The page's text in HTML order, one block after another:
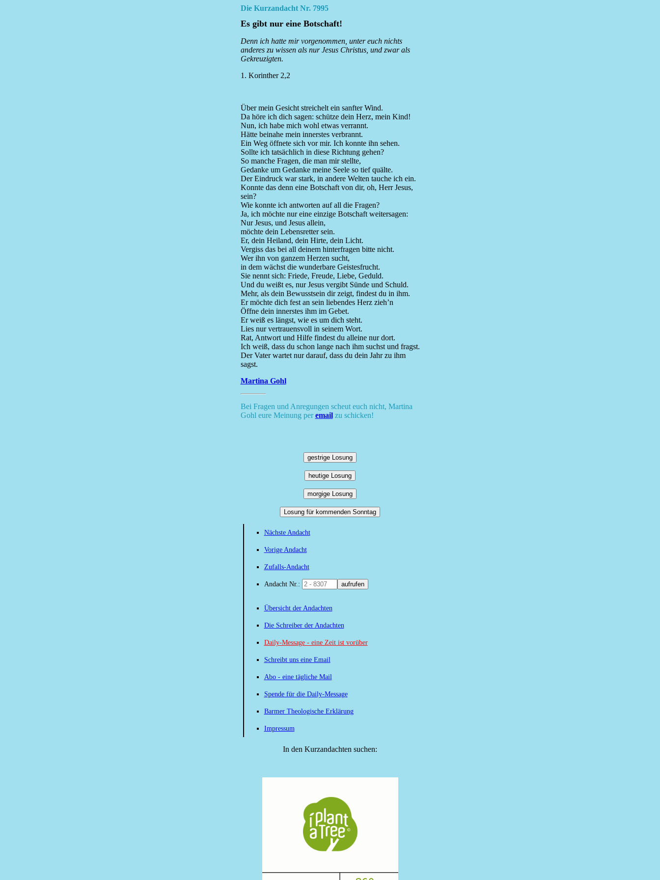
Die Kurzandacht Nr. 7995
Es gibt nur eine Botschaft!
Denn ich hatte mir vorgenommen, unter euch nichts
anderes zu wissen als nur Jesus Christus, und zwar als
Gekreuzigten.
1. Korinther 2,2
Über mein Gesicht streichelt ein sanfter Wind.
Da höre ich dich sagen: schütze dein Herz, mein Kind!
Nun, ich habe mich wohl etwas verrannt.
Hätte beinahe mein innerstes verbrannt.
Ein Weg öffnete sich vor mir. Ich konnte ihn sehen.
Sollte ich tatsächlich in diese Richtung gehen?
So manche Fragen, die man mir stellte,
Gedanke um Gedanke meine Seele so tief quälte.
Der Eindruck war stark, in andere Welten tauche ich ein.
Konnte das denn eine Botschaft von dir, oh, Herr Jesus,
sein?
Wie konnte ich antworten auf all die Fragen?
Ja, ich möchte nur eine einzige Botschaft weitersagen:
Nur Jesus, und Jesus allein,
möchte dein Lebensretter sein.
Er, dein Heiland, dein Hirte, dein Licht.
Vergiss das bei all deinem hinterfragen bitte nicht.
Wer ihn von ganzem Herzen sucht,
in dem wächst die wunderbare Geistesfrucht.
Sie nennt sich: Friede, Freude, Liebe, Geduld.
Und du weißt es, nur Jesus vergibt Sünde und Schuld.
Mehr, als dein Bewusstsein dir zeigt, findest du in ihm.
Er möchte dich fest an sein liebendes Herz zieh’n
Öffne dein innerstes ihm im Gebet.
Er weiß es längst, wie es um dich steht.
Lies nur vertrauensvoll in seinem Wort.
Rat, Antwort und Hilfe findest du alleine nur dort.
Ich weiß, dass du schon lange nach ihm suchst und fragst.
Der Vater wartet nur darauf, dass du dein Jahr zu ihm
sagst.
Martina Gohl
Bei Fragen und Anregungen scheut euch nicht, Martina
Gohl eure Meinung peremailzu schicken!
gestrige Losung
heutige Losung
morgige Losung
Losung für kommenden Sonntag
Nächste Andacht
Vorige Andacht
Zufalls-Andacht
Andacht Nr.: aufrufen
Übersicht der Andachten
Die Schreiber der Andachten
Daily-Message - eine Zeit ist vorüber
Schreibt uns eine Email
Abo - eine tägliche Mail
Spende für die Daily-Message
Barmer Theologische Erklärung
Impressum
In den Kurzandachten suchen: